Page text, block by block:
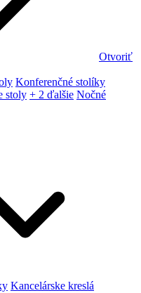
Otvoriť
Konferenčné stolíky
stoly + 2 ďalšie Nočné
Kancelárske kreslá